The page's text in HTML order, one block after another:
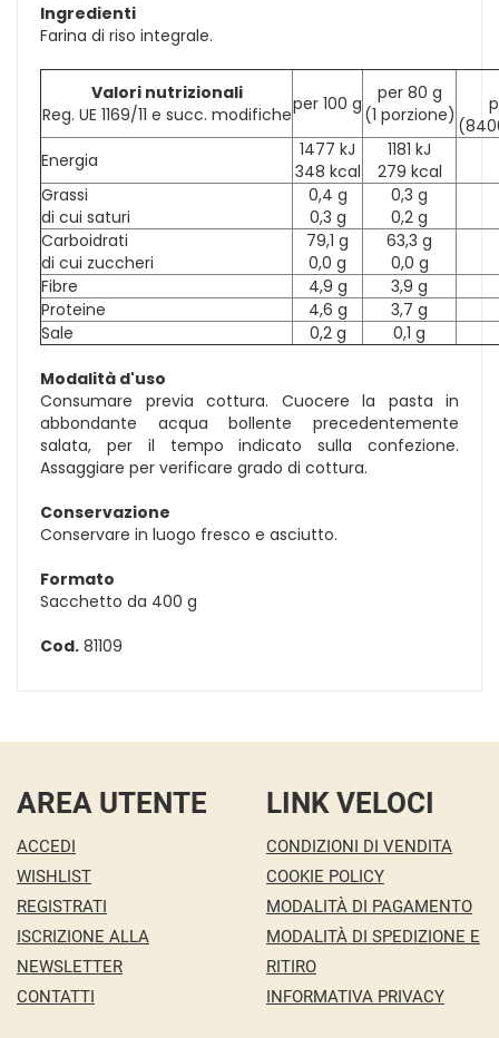
Ingredienti
Farina di riso integrale.
Valori nutrizionali
Reg. UE 1169/11 e succ. modificheper 100 g
per 80 g
(1 porzione)
Energia
1477 kJ
348 kcal
1181 kJ
279 kcal
Grassi
di cui saturi
0,4 g
0,3 g
0,3 g
0,2 g
Carboidrati
di cui zuccheri
79,1 g
0,0 g
63,3 g
0,0 g
Fibre
4,9 g
3,9 g
Proteine
4,6 g
3,7 g
Sale
0,2 g 0,1 g
Modalità d'uso
Consumare previa cottura. Cuocere la pasta in
abbondante acqua bollente precedentemente
salata, per il tempo indicato sulla confezione.
Assaggiare per verificare grado di cottura.
Conservazione
Conservare in luogo fresco e asciutto.
Formato
Sacchetto da 400 g
Cod. 81109
AREA UTENTE
ACCEDI
WISHLIST
REGISTRATI
ISCRIZIONE ALLA
NEWSLETTER
CONTATTI
LINK VELOCI
CONDIZIONI DI VENDITA
COOKIE POLICY
MODALITÀ DI PAGAMENTO
MODALITÀ DI SPEDIZIONE E
RITIRO
INFORMATIVA PRIVACY